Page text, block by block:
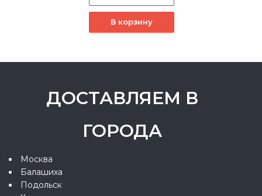
В корзину
ДОСТАВЛЯЕМ В
ГОРОДА
Москва
Балашиха
Подольск